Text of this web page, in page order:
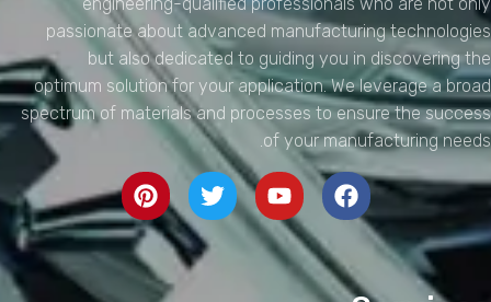
passionate about advanced manufacturing technologies
but also dedicated to guiding you in discovering the
optimum solution for your application. We leverage a broad
spectrum of materials and processes to ensure the success
of your manufacturing needs.